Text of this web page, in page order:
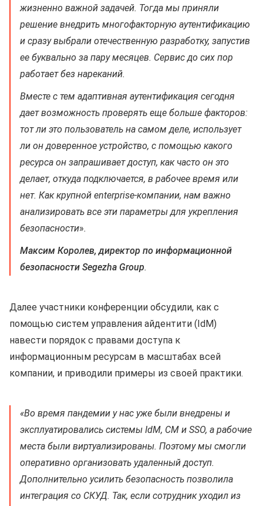
жизненно важной задачей. Тогда мы приняли
решение внедрить многофакторную аутентификацию
и сразу выбрали отечественную разработку, запустив
ее буквально за пару месяцев. Сервис до сих пор
работает без нареканий.
Вместе с тем адаптивная аутентификация сегодня
дает возможность проверять еще больше факторов:
тот ли это пользователь на самом деле, использует
ли он доверенное устройство, с помощью какого
ресурса он запрашивает доступ, как часто он это
делает, откуда подключается, в рабочее время или
нет. Как крупной enterprise-компании, нам важно
анализировать все эти параметры для укрепления
безопасности».
Максим Королев, директор по информационной
безопасности Segezha Group.
Далее участники конференции обсудили, как с
помощью систем управления айдентити (IdM)
навести порядок с правами доступа к
информационным ресурсам в масштабах всей
компании, и приводили примеры из своей практики.
«Во время пандемии у нас уже были внедрены и
эксплуатировались системы IdM, CM и SSO, а рабочие
места были виртуализированы. Поэтому мы смогли
оперативно организовать удаленный доступ.
Дополнительно усилить безопасность позволила
интеграция со СКУД. Так, если сотрудник уходил из